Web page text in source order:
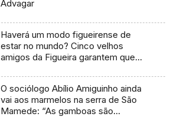
Advagar
Haverá um modo figueirense de
estar no mundo? Cinco velhos
amigos da Figueira garantem que
O sociólogo Abílio Amiguinho ainda
vai aos marmelos na serra de São
Mamede: “As gamboas são